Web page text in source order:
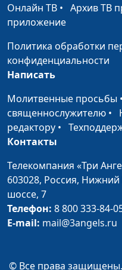
Бог меняет характер
Спасение души
Десятая заповедь: не
завидуй
Онлайн ТВ • Архив ТВ
приложение
Политика обработки
конфиденциальности
Написать
Молитвенные просьбы
священнослужителю •
редактору •
Контакты
Телекомпания «Три
603028, Россия, Нижний
шоссе, 7
Телефон: 8 800 333-84-
E-mail: mail@3angels.ru
© Все права